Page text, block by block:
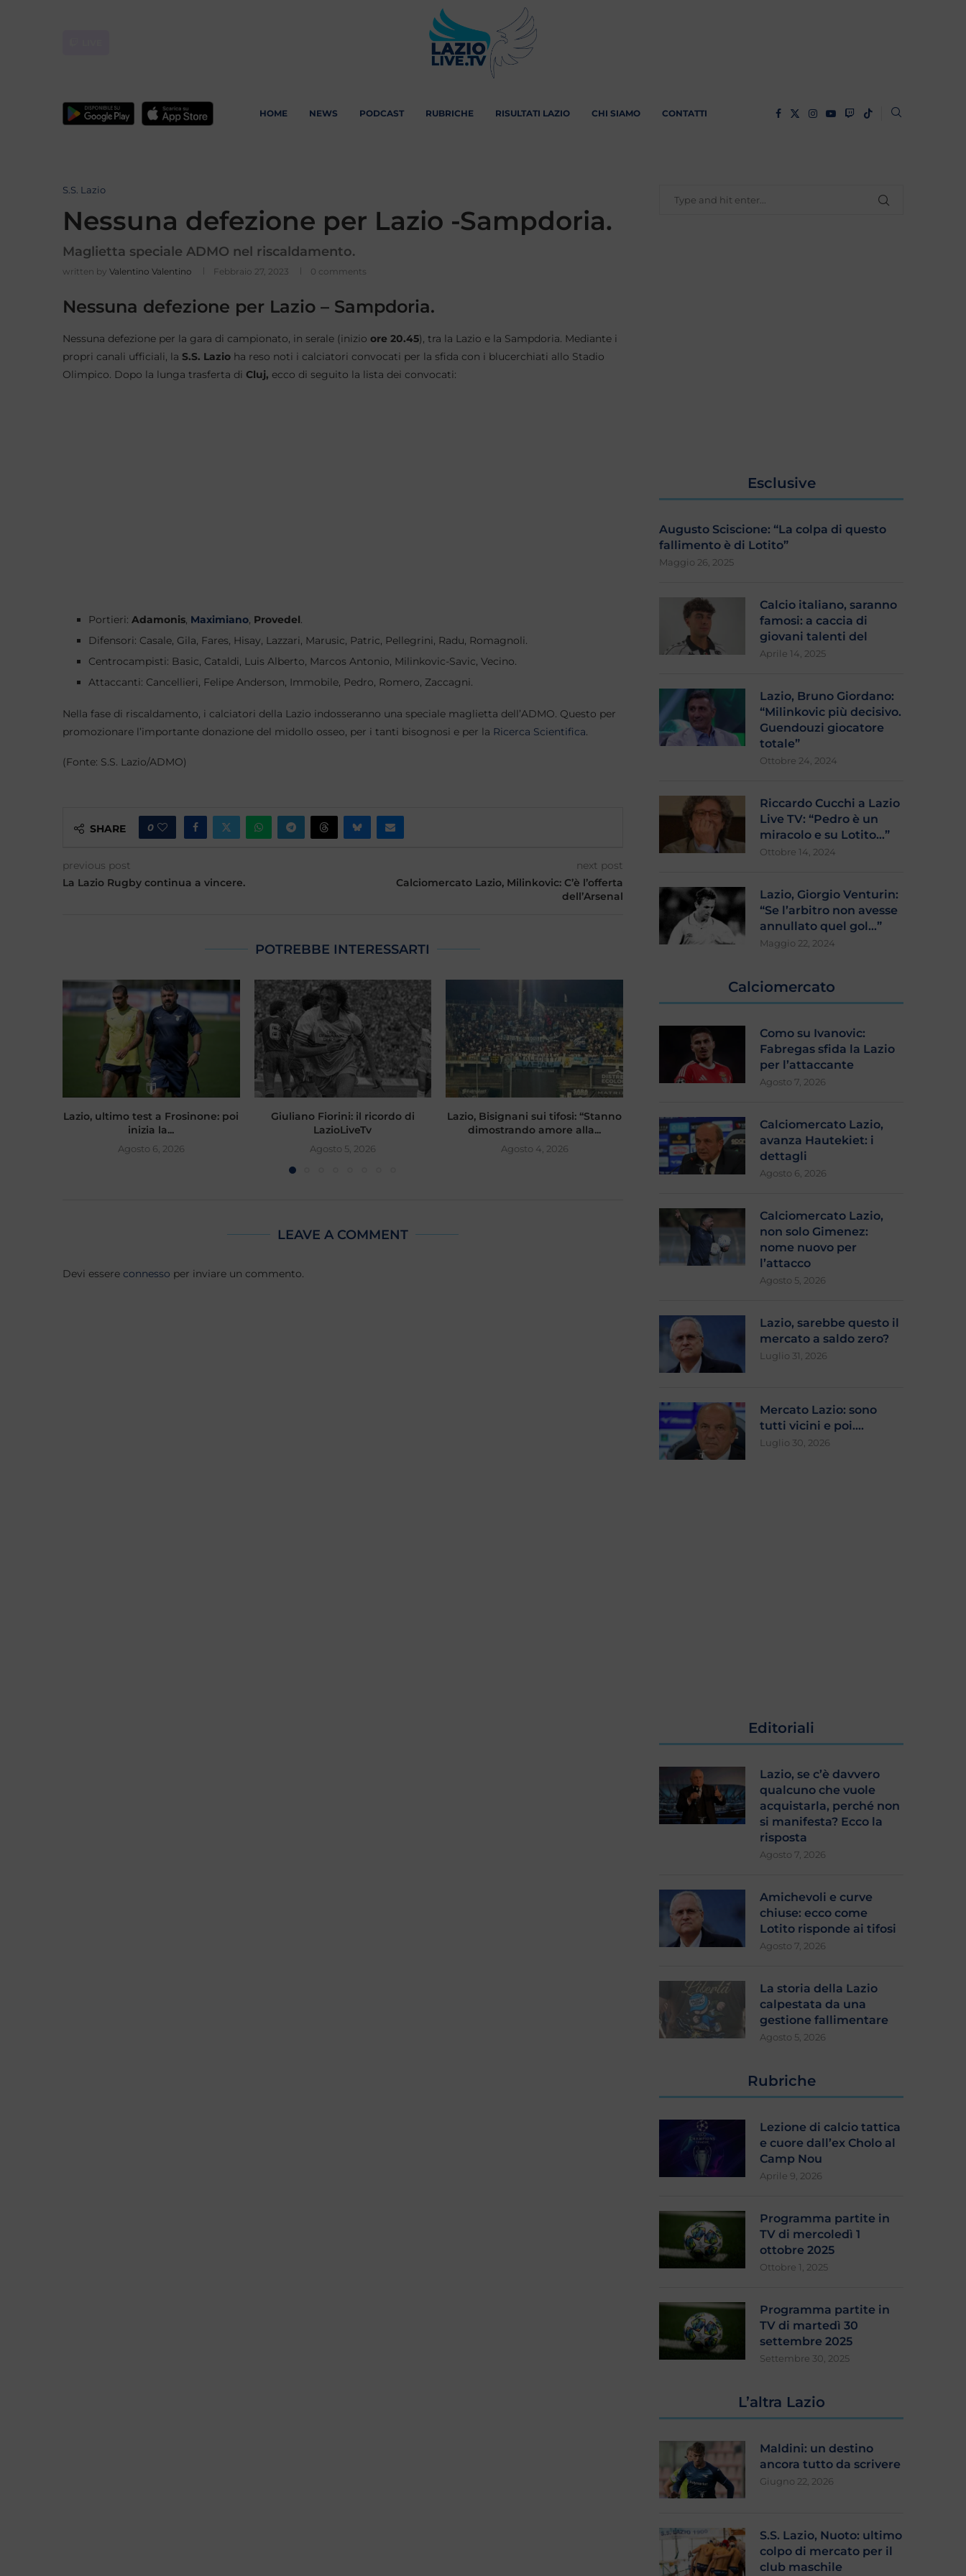
HOME NEWS PODCAST RUBRICHE RISULTATI LAZIO CHI SIAMO CONTATTI
S.S. Lazio
Nessuna defezione per Lazio -Sampdoria.
Maglietta speciale ADMO nel riscaldamento.
written by Valentino Valentino Febbraio 27, 2023 0 comments
Nessuna defezione per Lazio – Sampdoria.
Nessuna defezione per la gara di campionato, in serale (inizio ore 20.45), tra la Lazio e la Sampdoria. Mediante i
propri canali ufficiali, la S.S. Lazio ha reso noti i calciatori convocati per la sfida con i blucerchiati allo Stadio
Olimpico. Dopo la lunga trasferta di Cluj, ecco di seguito la lista dei convocati:
Portieri: Adamonis, Maximiano, Provedel.
Difensori: Casale, Gila, Fares, Hisay, Lazzari, Marusic, Patric, Pellegrini, Radu, Romagnoli.
Centrocampisti: Basic, Cataldi, Luis Alberto, Marcos Antonio, Milinkovic-Savic, Vecino.
Attaccanti: Cancellieri, Felipe Anderson, Immobile, Pedro, Romero, Zaccagni.
Nella fase di riscaldamento, i calciatori della Lazio indosseranno una speciale maglietta dell’ADMO. Questo per
promozionare l’importante donazione del midollo osseo, per i tanti bisognosi e per la Ricerca Scientifica.
(Fonte: S.S. Lazio/ADMO)
SHARE 0
previous post
La Lazio Rugby continua a vincere.
next post
Calciomercato Lazio, Milinkovic: C’è l’offerta
dell’Arsenal
POTREBBE INTERESSARTI
Lazio, ultimo test a Frosinone: poi
inizia la...
Agosto 6, 2026
Giuliano Fiorini: il ricordo di
LazioLiveTv
Agosto 5, 2026
Lazio, Bisignani sui tifosi: “Stanno
dimostrando amore alla...
Agosto 4, 2026
Flaminio, stretta finale: si attende
l’esito
Agosto 4, 2026
l’Ascoli (2-1). Gattuso:
LEAVE A COMMENT
Devi essere connesso per inviare un commento.
Esclusive
Augusto Sciscione: “La colpa di questo
fallimento è di Lotito”
Maggio 26, 2025
Calcio italiano, saranno
famosi: a caccia di
giovani talenti del
Aprile 14, 2025
Lazio, Bruno Giordano:
“Milinkovic più decisivo.
Guendouzi giocatore
totale”
Ottobre 24, 2024
Riccardo Cucchi a Lazio
Live TV: “Pedro è un
miracolo e su Lotito…”
Ottobre 14, 2024
Lazio, Giorgio Venturin:
“Se l’arbitro non avesse
annullato quel gol…”
Maggio 22, 2024
Calciomercato
Como su Ivanovic:
Fabregas sfida la Lazio
per l’attaccante
Agosto 7, 2026
Calciomercato Lazio,
avanza Hautekiet: i
dettagli
Agosto 6, 2026
Calciomercato Lazio,
non solo Gimenez:
nome nuovo per
l’attacco
Agosto 5, 2026
Lazio, sarebbe questo il
mercato a saldo zero?
Luglio 31, 2026
Mercato Lazio: sono
tutti vicini e poi….
Luglio 30, 2026
Editoriali
Lazio, se c’è davvero
qualcuno che vuole
acquistarla, perché non
si manifesta? Ecco la
risposta
Agosto 7, 2026
Amichevoli e curve
chiuse: ecco come
Lotito risponde ai tifosi
Agosto 7, 2026
La storia della Lazio
calpestata da una
gestione fallimentare
Agosto 5, 2026
Rubriche
Lezione di calcio tattica
e cuore dall’ex Cholo al
Camp Nou
Aprile 9, 2026
Programma partite in
TV di mercoledì 1
ottobre 2025
Ottobre 1, 2025
Programma partite in
TV di martedì 30
settembre 2025
Settembre 30, 2025
L’altra Lazio
Maldini: un destino
ancora tutto da scrivere
Giugno 22, 2026
S.S. Lazio, Nuoto: ultimo
colpo di mercato per il
club maschile